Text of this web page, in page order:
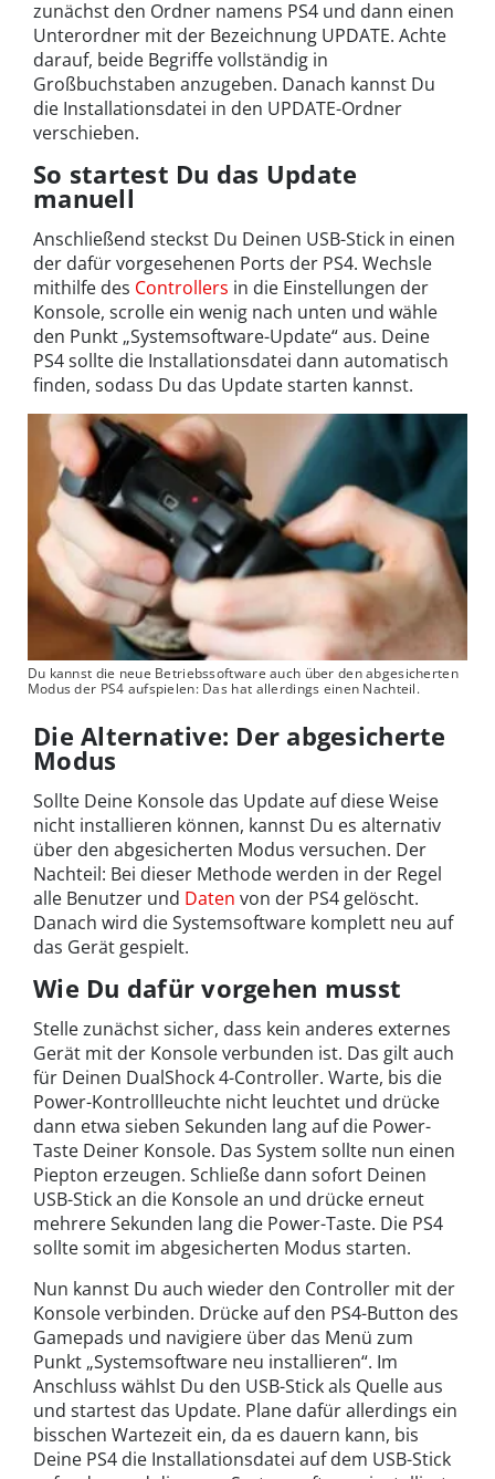
zunächst den Ordner namens PS4 und dann einen
Unterordner mit der Bezeichnung UPDATE. Achte
darauf, beide Begriffe vollständig in
Großbuchstaben anzugeben. Danach kannst Du
die Installationsdatei in den UPDATE-Ordner
verschieben.
So startest Du das Update
manuell
Anschließend steckst Du Deinen USB-Stick in einen
der dafür vorgesehenen Ports der PS4. Wechsle
mithilfe des Controllers in die Einstellungen der
Konsole, scrolle ein wenig nach unten und wähle
den Punkt „Systemsoftware-Update“ aus. Deine
PS4 sollte die Installationsdatei dann automatisch
finden, sodass Du das Update starten kannst.
Du kannst die neue Betriebssoftware auch über den abgesicherten
Modus der PS4 aufspielen: Das hat allerdings einen Nachteil.
Die Alternative: Der abgesicherte
Modus
Sollte Deine Konsole das Update auf diese Weise
nicht installieren können, kannst Du es alternativ
über den abgesicherten Modus versuchen. Der
Nachteil: Bei dieser Methode werden in der Regel
alle Benutzer und Daten von der PS4 gelöscht.
Danach wird die Systemsoftware komplett neu auf
das Gerät gespielt.
Wie Du dafür vorgehen musst
Stelle zunächst sicher, dass kein anderes externes
Gerät mit der Konsole verbunden ist. Das gilt auch
für Deinen DualShock 4-Controller. Warte, bis die
Power-Kontrollleuchte nicht leuchtet und drücke
dann etwa sieben Sekunden lang auf die Power-
Taste Deiner Konsole. Das System sollte nun einen
Piepton erzeugen. Schließe dann sofort Deinen
USB-Stick an die Konsole an und drücke erneut
mehrere Sekunden lang die Power-Taste. Die PS4
sollte somit im abgesicherten Modus starten.
Nun kannst Du auch wieder den Controller mit der
Konsole verbinden. Drücke auf den PS4-Button des
Gamepads und navigiere über das Menü zum
Punkt „Systemsoftware neu installieren“. Im
Anschluss wählst Du den USB-Stick als Quelle aus
und startest das Update. Plane dafür allerdings ein
bisschen Wartezeit ein, da es dauern kann, bis
Deine PS4 die Installationsdatei auf dem USB-Stick